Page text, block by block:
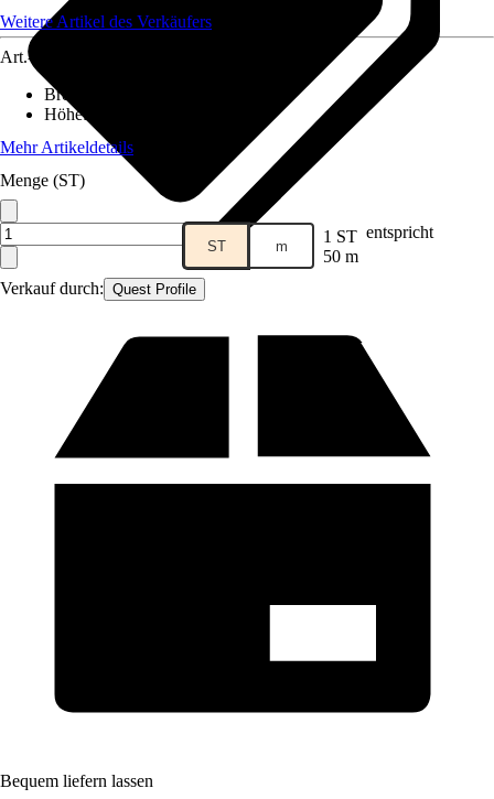
Verkauf durch: Quest Profile
Weitere Artikel des Verkäufers
Art.-Nr.
Breite
Höhe:
Mehr Artikeldetails
Menge (ST)
ST m 1 ST entspricht
50 m
Bequem liefern lassen